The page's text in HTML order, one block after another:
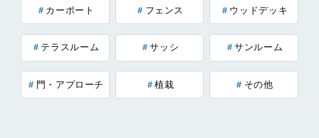
カーポート フェンス ウッドデッキ
テラスルーム サッシ サンルーム
門・アプローチ 植栽 その他